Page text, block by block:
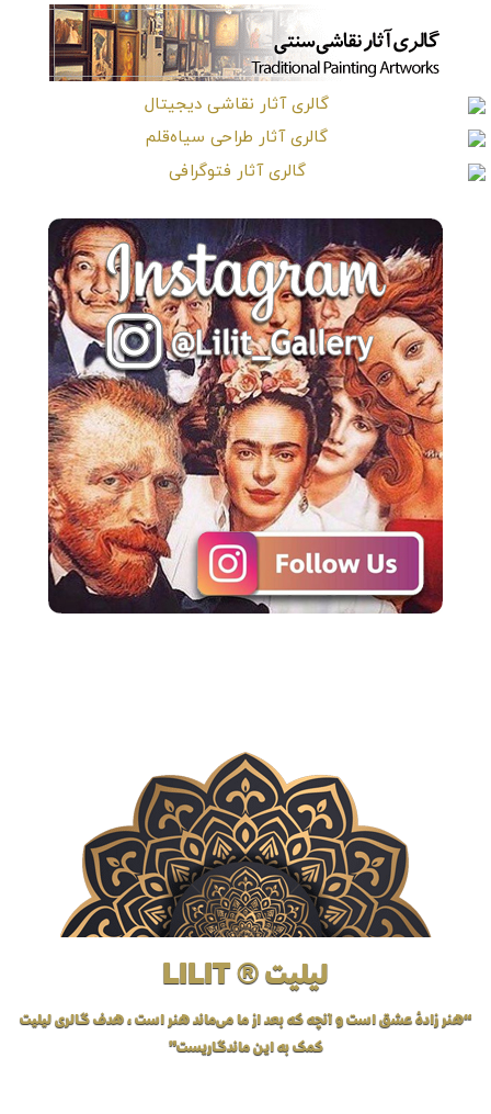
لیلیت ® LILIT
“هنر زادهٔ عشق است و آنچه که بعد از ما می‌ماند هنر است، هدف گالری لیلیت
کمک به این ماندگاریست”